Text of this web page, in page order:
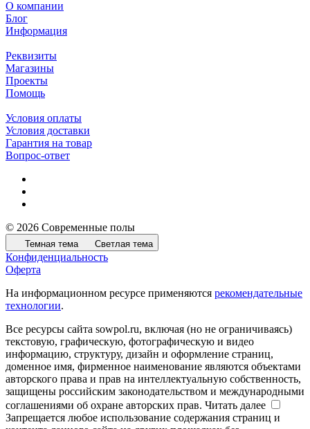
О компании
Блог
Информация
Реквизиты
Магазины
Проекты
Помощь
Условия оплаты
Условия доставки
Гарантия на товар
Вопрос-ответ
© 2026 Современные полы
Темная тема Светлая тема
Конфиденциальность
Оферта
На информационном ресурсе применяются рекомендательные
технологии.
Все ресурсы сайта sowpol.ru, включая (но не ограничиваясь)
текстовую, графическую, фотографическую и видео
информацию, структуру, дизайн и оформление страниц,
доменное имя, фирменное наименование являются объектами
авторского права и прав на интеллектуальную собственность,
защищены российским законодательством и международными
соглашениями об охране авторских прав. Читать далее
Запрещается любое использование содержания страниц и